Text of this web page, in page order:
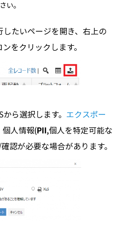
い。
たいページを開き、右上の
をクリックします。
ら選択します。 エクスポー
個人情報(PII,個人を特定可能な
認が必要な場合があります。